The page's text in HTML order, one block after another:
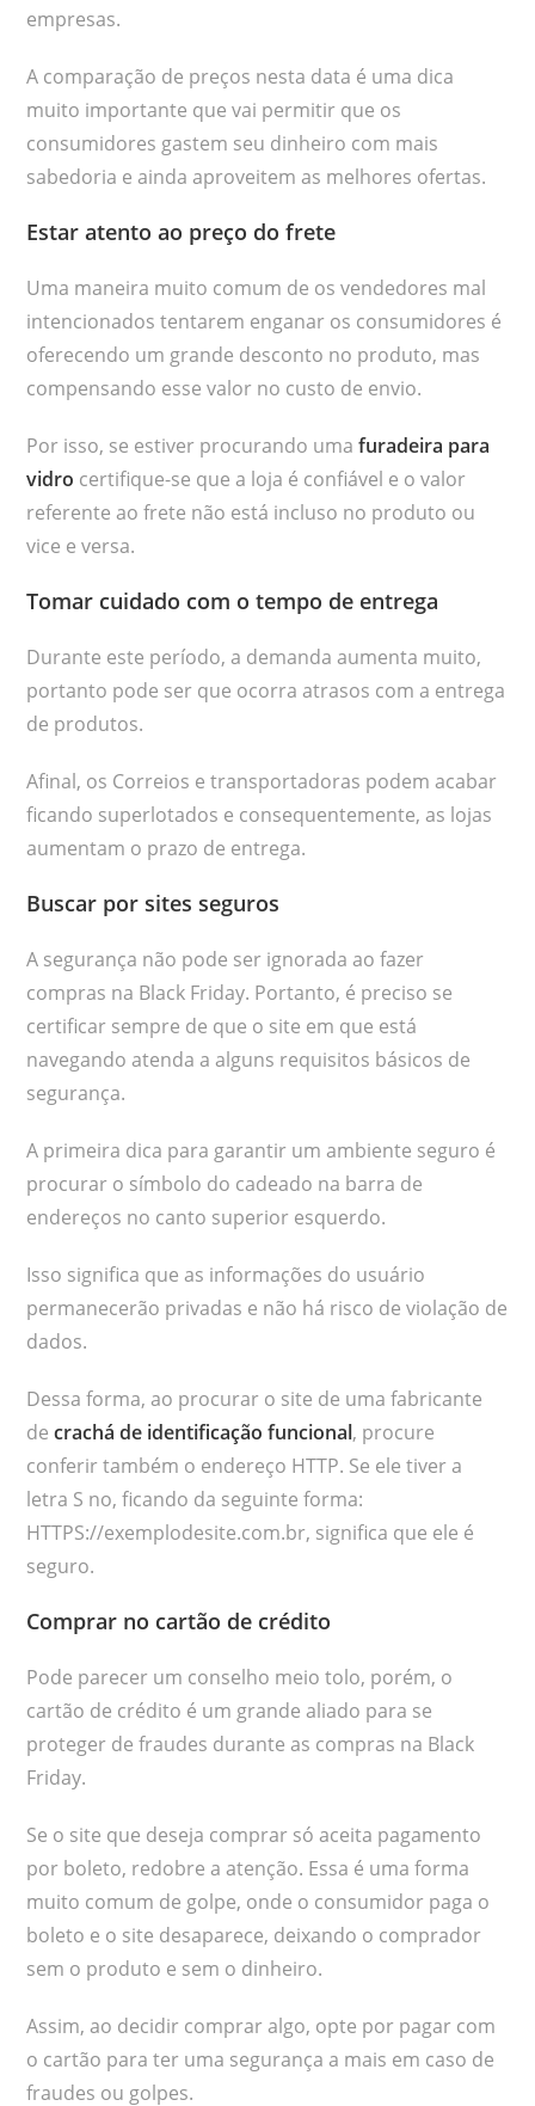
empresas.
A comparação de preços nesta data é uma dica
muito importante que vai permitir que os
consumidores gastem seu dinheiro com mais
sabedoria e ainda aproveitem as melhores ofertas.
Estar atento ao preço do frete
Uma maneira muito comum de os vendedores mal
intencionados tentarem enganar os consumidores é
oferecendo um grande desconto no produto, mas
compensando esse valor no custo de envio.
Por isso, se estiver procurando umafuradeira para
vidro certifique-se que a loja é confiável e o valor
referente ao frete não está incluso no produto ou
vice e versa.
Tomar cuidado com o tempo de entrega
Durante este período, a demanda aumenta muito,
portanto pode ser que ocorra atrasos com a entrega
de produtos.
Afinal, os Correios e transportadoras podem acabar
ficando superlotados e consequentemente, as lojas
aumentam o prazo de entrega.
Buscar por sites seguros
A segurança não pode ser ignorada ao fazer
compras na Black Friday. Portanto, é preciso se
certificar sempre de que o site em que está
navegando atenda a alguns requisitos básicos de
segurança.
A primeira dica para garantir um ambiente seguro é
procurar o símbolo do cadeado na barra de
endereços no canto superior esquerdo.
Isso significa que as informações do usuário
permanecerão privadas e não há risco de violação de
dados.
Dessa forma, ao procurar o site de uma fabricante
decrachá de identificação funcional, procure
conferir também o endereço HTTP. Se ele tiver a
letra S no, ficando da seguinte forma:
HTTPS://exemplodesite.com.br, significa que ele é
seguro.
Comprar no cartão de crédito
Pode parecer um conselho meio tolo, porém, o
cartão de crédito é um grande aliado para se
proteger de fraudes durante as compras na Black
Friday.
Se o site que deseja comprar só aceita pagamento
por boleto, redobre a atenção. Essa é uma forma
muito comum de golpe, onde o consumidor paga o
boleto e o site desaparece, deixando o comprador
sem o produto e sem o dinheiro.
Assim, ao decidir comprar algo, opte por pagar com
o cartão para ter uma segurança a mais em caso de
fraudes ou golpes.